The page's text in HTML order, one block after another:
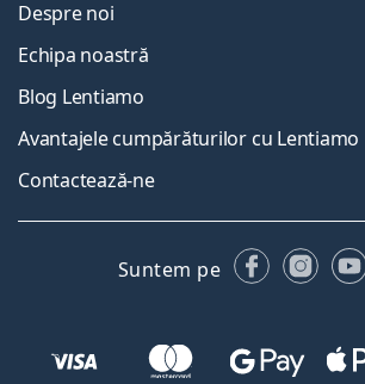
Despre noi
Echipa noastră
Blog Lentiamo
Avantajele cumpărăturilor cu Lentiamo
Contactează-ne
Suntem pe Facebook